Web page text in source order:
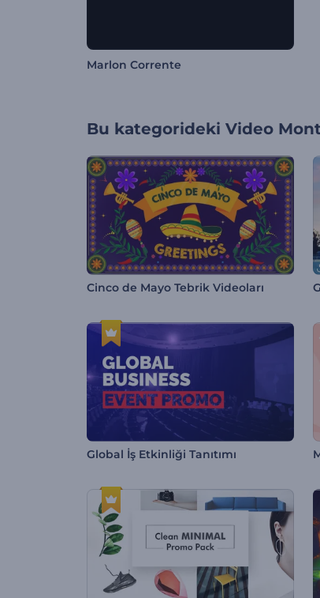
Marlon Corrente
Bu kategorideki Video
Cinco de Mayo Tebrik Videoları
Global İş Etkinliği Tanıtımı